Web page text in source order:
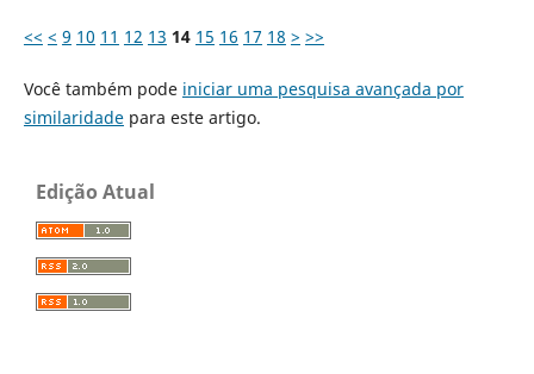
<< < 9 10 11 12 13 14 15 16 17 18 > >>
Você também pode iniciar uma pesquisa avançada por
similaridadepara este artigo.
Edição Atual